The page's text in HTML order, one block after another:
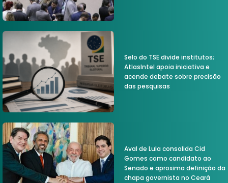
Selo do TSE divide institutos;
AtlasIntel apoia iniciativa e
acende debate sobre precisão
das pesquisas
Aval de Lula consolida Cid
Gomes como candidato ao
Senado e aproxima definição da
chapa governista no Ceará